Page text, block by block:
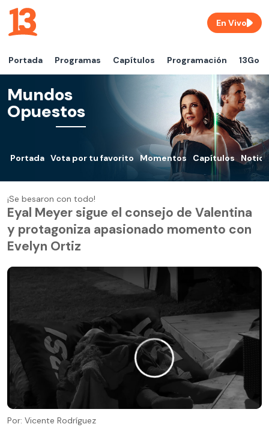
Portada Programas Capítulos Programación 13Go
En Vivo
Mundos
Opuestos
Portada Vota por tu favorito Momentos Capítulos
¡Se besaron con todo!
Eyal Meyer sigue el consejo de Valentina
y protagoniza apasionado momento con
Evelyn Ortiz
Por: Vicente Rodríguez